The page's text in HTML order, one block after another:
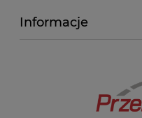
Informacje